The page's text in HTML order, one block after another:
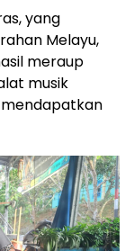
yang
Melayu,
meraup
musik